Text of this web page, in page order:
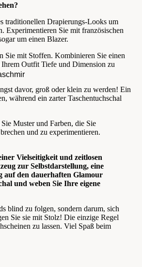
traditionellen Drapierungs-Looks um
Experimentieren Sie mit französischen
um einen Blazer.
Sie mit Stoffen. Kombinieren Sie einen
Outfit Tiefe und Dimension zu
davor, groß oder klein zu werden! Ein
während ein zarter Taschentuchschal
Muster und Farben, die Sie
und zu experimentieren.
Vielseitigkeit und zeitlosen
zur Selbstdarstellung, eine
auf den dauerhaften Glamour
und weben Sie Ihre eigene
blind zu folgen, sondern darum, sich
Sie sie mit Stolz! Die einzige Regel
zu lassen. Viel Spaß beim